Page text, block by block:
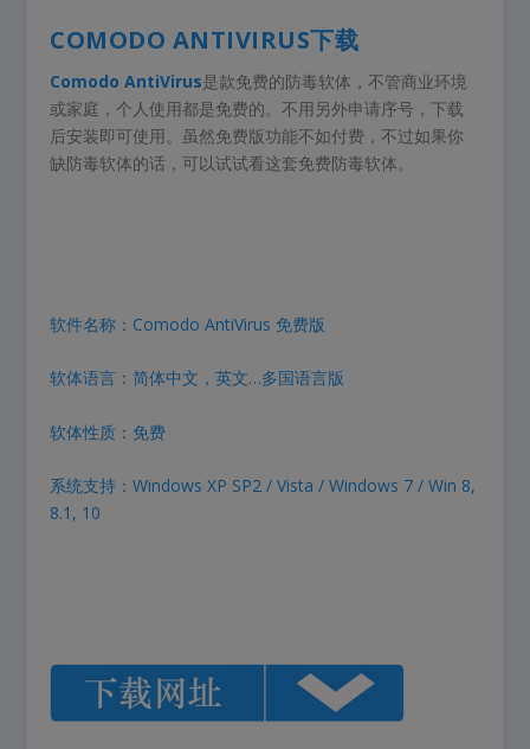
COMODO ANTIVIRUS下载
Comodo AntiVirus是款免费的防毒软体，不管商业环境
或家庭，个人使用都是免费的。不用另外申请序号，下载
后安装即可使用。虽然免费版功能不如付费，不过如果你
缺防毒软体的话，可以试试看这套免费防毒软体。
软件名称：Comodo AntiVirus 免费版
软体语言：简体中文，英文…多国语言版
软体性质：免费
系统支持：Windows XP SP2 / Vista / Windows 7 / Win 8,
8.1, 10